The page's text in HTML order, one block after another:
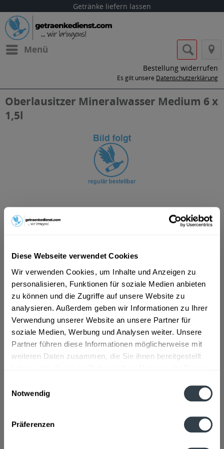
Diese Webseite verwendet Cookies
Wir verwenden Cookies, um Inhalte und Anzeigen zu
personalisieren, Funktionen für soziale Medien anbieten
zu können und die Zugriffe auf unsere Website zu
analysieren. Außerdem geben wir Informationen zu Ihrer
Verwendung unserer Website an unsere Partner für
soziale Medien, Werbung und Analysen weiter. Unsere
Partner führen diese Informationen möglicherweise mit
weiteren Daten zusammen, die Sie ihnen bereitgestellt
Notwendig
Präferenzen
Getränke liefern lassen
Menü
Bestellung widerrufen
Es gilt unsere Datenschutzerklärung
Oberlausitzer Mineralwasser Medium 6 x
1,5l
ab 5,89 € *
inkl. MwSt.ggf. zzgl. Erschwerniszuschlag
Vorrätig
EINWEG
+1,50 € Pfand
In denWarenkorb
Beschreibung